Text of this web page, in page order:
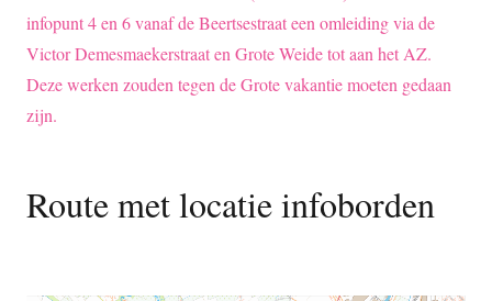
infopunt 4 en 6 vanaf de Beertsestraat een omleiding via de
Victor Demesmaekerstraat en Grote Weide tot aan het AZ.
Deze werken zouden tegen de Grote vakantie moeten gedaan
zijn.
Route met locatie infoborden